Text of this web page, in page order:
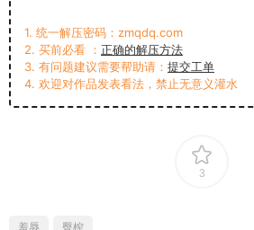
1. 统一解压密码：zmqdq.com
2. 买前必看 ： 正确的解压方法
3. 有问题建议需要帮助请： 提交工单
4. 欢迎对作品发表看法，禁止无意义灌水
3
羞辱 臀榨